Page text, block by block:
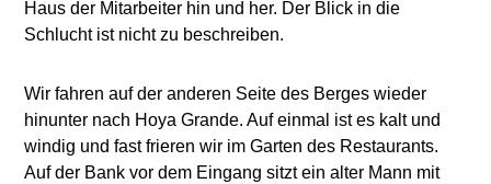
Haus der Mitarbeiter hin und her. Der Blick in die
Schlucht ist nicht zu beschreiben.
Wir fahren auf der anderen Seite des Berges wieder
hinunter nach Hoya Grande. Auf einmal ist es kalt und
windig und fast frieren wir im Garten des Restaurants.
Auf der Bank vor dem Eingang sitzt ein alter Mann mit